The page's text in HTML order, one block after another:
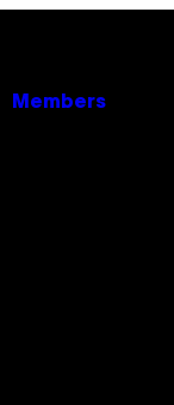
Members